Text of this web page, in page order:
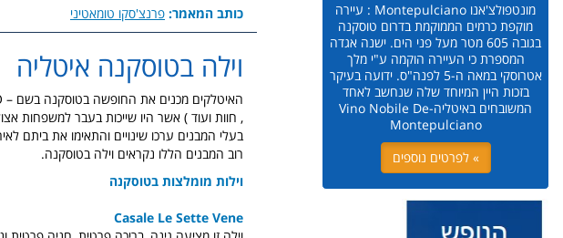
מונטפולצ'אנו Montepulciano : עיירה
מוקפת כרמים הממוקמת בדרום טוסקנה
בגובה 605 מטר מעל פני הים. ישנה אגדה
המספרת כי העיירה הוקמה ע"י מלך
אטרוסקי במאה ה-5 לפנה"ס. ידועה בעיקר
בזכות היין המיוחד שלה שנחשב לאחד
המשובחים באיטליה-Vino Nobile De
Montepulciano
» לפרטים נוספים
כותב המאמר: פרנצ'סקו טומאטיני
וילה בטוסקנה איטליה
, חוות ועוד ) אשר היו שייכות בעבר למשפחות
בעלי המבנים ערכו שינויים והתאימו את ביתם
רוב המבנים הללו נקראים וילה בטוסקנה.
וילות מומלצות בטוסקנה
Casale Le Sette Vene